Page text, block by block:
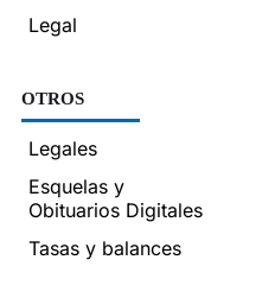
Legal
OTROS
Legales
Esquelas y
Obituarios Digitales
Tasas y balances